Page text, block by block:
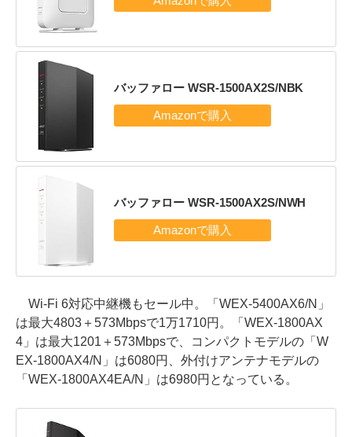
バッファロー WSR-1500AX2S/NBK
バッファロー WSR-1500AX2S/NWH
Wi-Fi 6対応中継機もセール中。「WEX-5400AX6/N」
は最大4803＋573Mbpsで1万1710円。「WEX-1800AX
4」は最大1201＋573Mbpsで、コンパクトモデルの「W
EX-1800AX4/N」は6080円、外付けアンテナモデルの
「WEX-1800AX4EA/N」は6980円となっている。